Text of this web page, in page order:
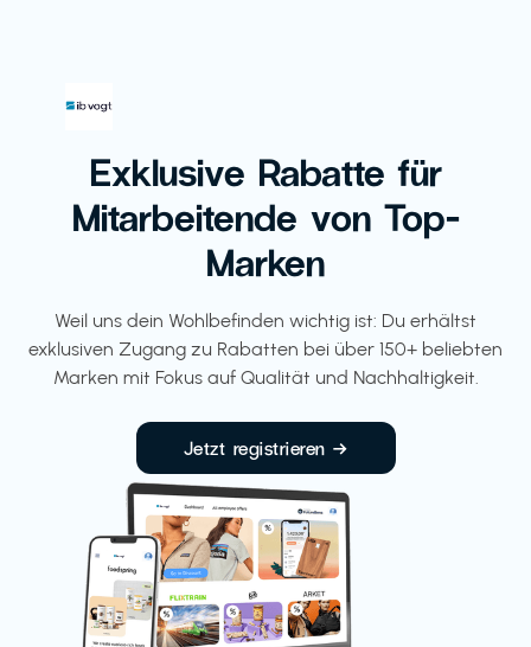
Exklusive Rabatte für
Mitarbeitende von Top-
Marken
Weil uns dein Wohlbefinden wichtig ist: Du erhältst
exklusiven Zugang zu Rabatten bei über 150+ beliebten
Marken mit Fokus auf Qualität und Nachhaltigkeit.
Jetzt registrieren →